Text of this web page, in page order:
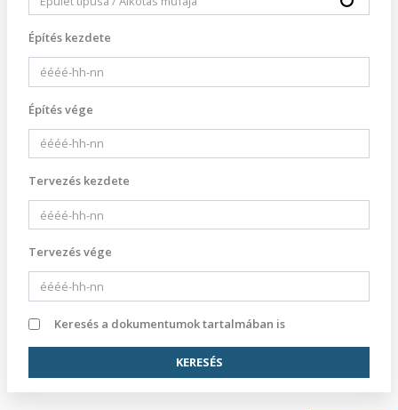
Építés kezdete
Építés vége
Tervezés kezdete
Tervezés vége
Keresés a dokumentumok tartalmában is